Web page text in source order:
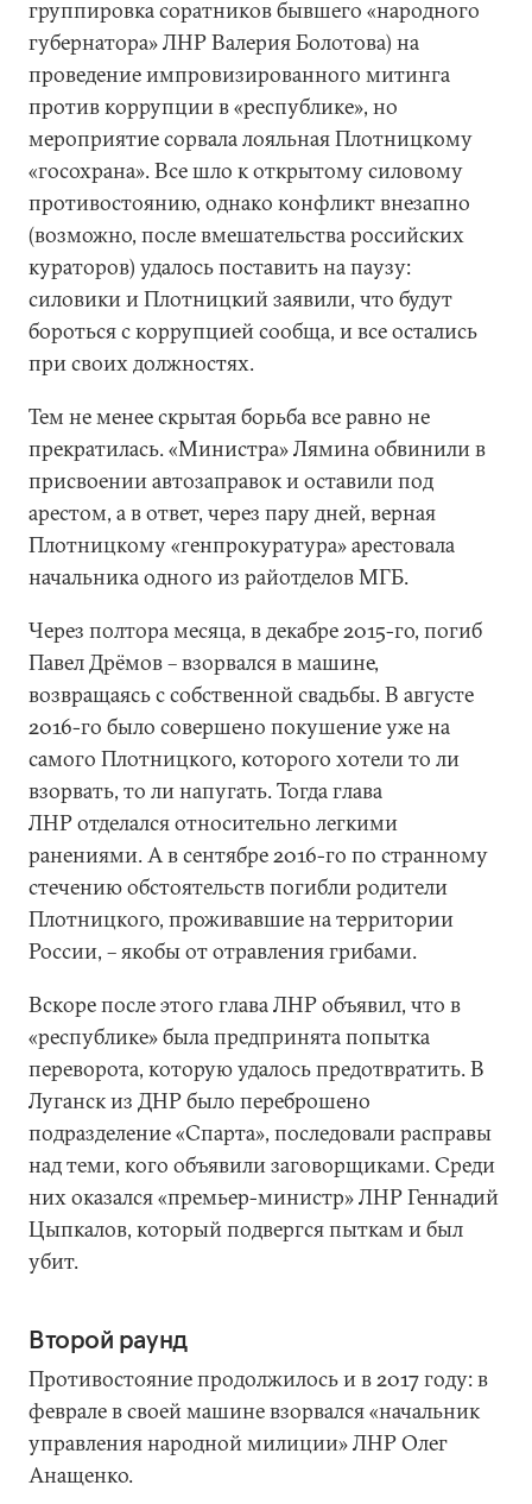
группировка соратников бывшего «народного
губернатора» ЛНР Валерия Болотова) на
проведение импровизированного митинга
против коррупции в «республике», но
мероприятие сорвала лояльная Плотницкому
«госохрана». Все шло к открытому силовому
противостоянию, однако конфликт внезапно
(возможно, после вмешательства российских
кураторов) удалось поставить на паузу:
силовики и Плотницкий заявили, что будут
бороться с коррупцией сообща, и все остались
при своих должностях.
Тем не менее скрытая борьба все равно не
прекратилась. «Министра» Лямина обвинили в
присвоении автозаправок и оставили под
арестом, а в ответ, через пару дней, верная
Плотницкому «генпрокуратура» арестовала
начальника одного из райотделов МГБ.
Через полтора месяца, в декабре 2015-го, погиб
Павел Дрёмов – взорвался в машине,
возвращаясь с собственной свадьбы. В августе
2016-го было совершено покушение уже на
самого Плотницкого, которого хотели то ли
взорвать, то ли напугать. Тогда глава
ЛНР отделался относительно легкими
ранениями. А в сентябре 2016-го по странному
стечению обстоятельств погибли родители
Плотницкого, проживавшие на территории
России, – якобы от отравления грибами.
Вскоре после этого глава ЛНР объявил, что в
«республике» была предпринята попытка
переворота, которую удалось предотвратить. В
Луганск из ДНР было переброшено
подразделение «Спарта», последовали расправы
над теми, кого объявили заговорщиками. Среди
них оказался «премьер-министр» ЛНР Геннадий
Цыпкалов, который подвергся пыткам и был
убит.
Второй раунд
Противостояние продолжилось и в 2017 году: в
феврале в своей машине взорвался «начальник
управления народной милиции» ЛНР Олег
Анащенко.